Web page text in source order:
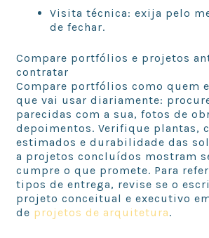
Visita técnica: exija pelo
de fechar.
Compare portfólios e projetos
contratar
Compare portfólios como quem
que vai usar diariamente:
parecidas com a sua, fotos de
depoimentos. Verifique plantas,
estimados e durabilidade das
a projetos concluídos mostram
cumpre o que promete. Para
tipos de entrega, revise se o
projeto conceitual e executivo
de projetos de arquitetura.